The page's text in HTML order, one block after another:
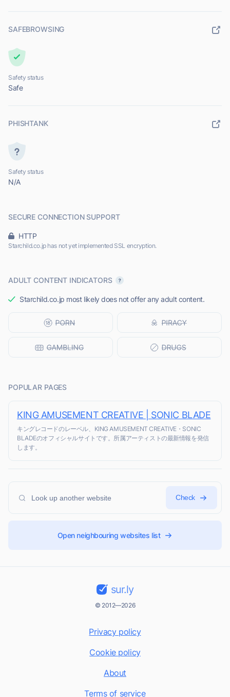
SAFEBROWSING
Safety status
Safe
PHISHTANK
Safety status
N/A
SECURE CONNECTION SUPPORT
HTTP
Starchild.co.jp has not yet implemented SSL encryption.
ADULT CONTENT INDICATORS
Starchild.co.jp most likely does not offer any adult content.
POPULAR PAGES
KING AMUSEMENT CREATIVE | SONIC BLADE
キングレコードのレーベル、KING AMUSEMENT CREATIVE・SONIC
BLADEのオフィシャルサイトです。所属アーティストの最新情報を発信
します。
Check
Open neighbouring websites list
sur.ly
© 2012—2026
Privacy policy
Cookie policy
About
Terms of service